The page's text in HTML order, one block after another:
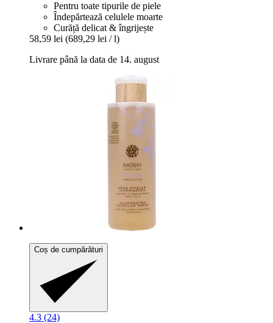
Pentru toate tipurile de piele
Îndepărtează celulele moarte
Curăță delicat & îngrijește
58,59 lei (689,29 lei / l)
Livrare până la data de 14. august
Coș de cumpărături
4.3 (24)